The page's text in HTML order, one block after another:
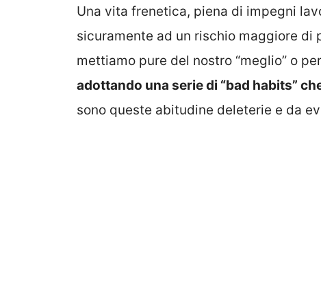
Una vita frenetica, piena di impegni
sicuramente ad un rischio maggiore di
mettiamo pure del nostro “meglio” o
adottando una serie di “bad habits”
sono queste abitudine deleterie e da